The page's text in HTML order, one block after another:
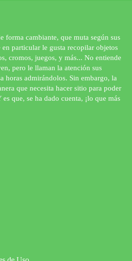
forma cambiante, que muta según sus
en particular le gusta recopilar objetos
cromos, juegos, y más... No entiende
pero le llaman la atención sus
horas admirándolos. Sin embargo, la
que necesita hacer sitio para poder
que, se ha dado cuenta, ¡lo que más